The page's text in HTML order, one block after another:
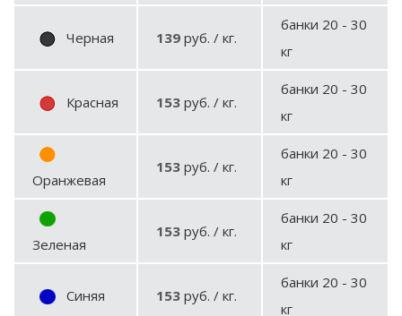
Черная 139 руб. / кг.
банки 20 - 30
кг
Красная 153 руб. / кг.
банки 20 - 30
кг
Оранжевая
153 руб. / кг.
банки 20 - 30
кг
Зеленая
153 руб. / кг.
банки 20 - 30
кг
Синяя 153 руб. / кг.
банки 20 - 30
кг